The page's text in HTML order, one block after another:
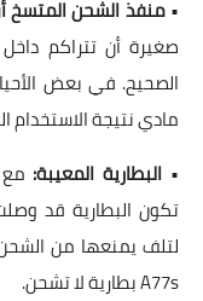
•منفذ الشحن المتسخ
صغيرة أن تتراكم داخل
الصحيح. في بعض
مادي نتيجة الاستخدام
• البطارية المعيبة:
تكون البطارية قد
لتلف يمنعها من
A77s بطارية لا تشحن
.